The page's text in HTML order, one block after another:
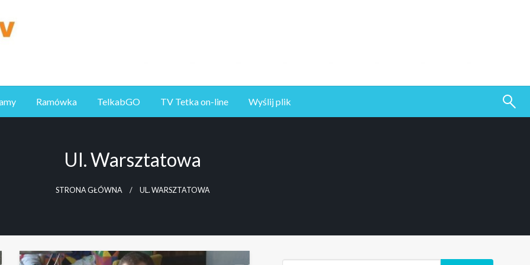
Ramówka TelkabGO TV Tetka on-line Wyślij plik
Ul. Warsztatowa
STRONA GŁÓWNA UL. WARSZTATOWA